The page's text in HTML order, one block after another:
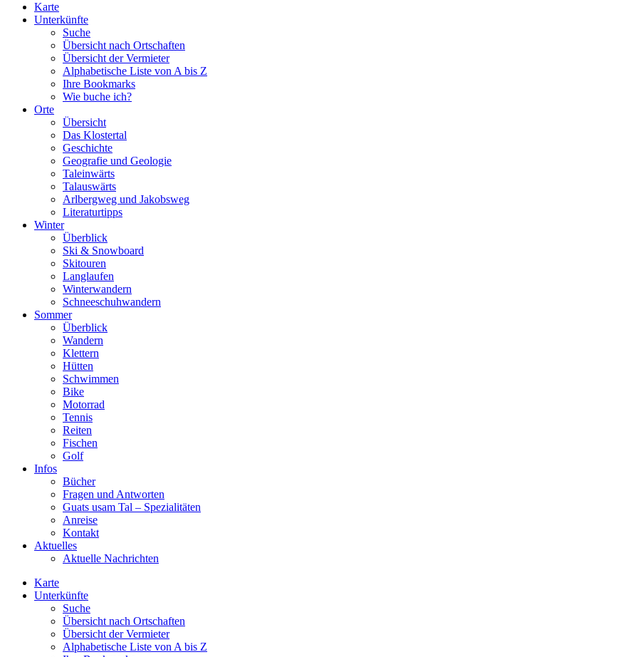
Karte
Unterkünfte
Suche
Übersicht nach Ortschaften
Übersicht der Vermieter
Alphabetische Liste von A bis Z
Ihre Bookmarks
Wie buche ich?
Orte
Übersicht
Das Klostertal
Geschichte
Geografie und Geologie
Taleinwärts
Talauswärts
Arlbergweg und Jakobsweg
Literaturtipps
Winter
Überblick
Ski & Snowboard
Skitouren
Langlaufen
Winterwandern
Schneeschuhwandern
Sommer
Überblick
Wandern
Klettern
Hütten
Schwimmen
Bike
Motorrad
Tennis
Reiten
Fischen
Golf
Infos
Bücher
Fragen und Antworten
Guats usam Tal – Spezialitäten
Anreise
Kontakt
Aktuelles
Aktuelle Nachrichten
Karte
Unterkünfte
Suche
Übersicht nach Ortschaften
Übersicht der Vermieter
Alphabetische Liste von A bis Z